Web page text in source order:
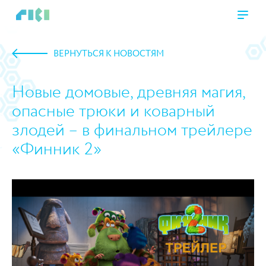
ВЕРНУТЬСЯ К НОВОСТЯМ
Новые домовые, древняя магия,
опасные трюки и коварный
злодей – в финальном трейлере
«Финник 2»
https://www.high-endrolex.com/45